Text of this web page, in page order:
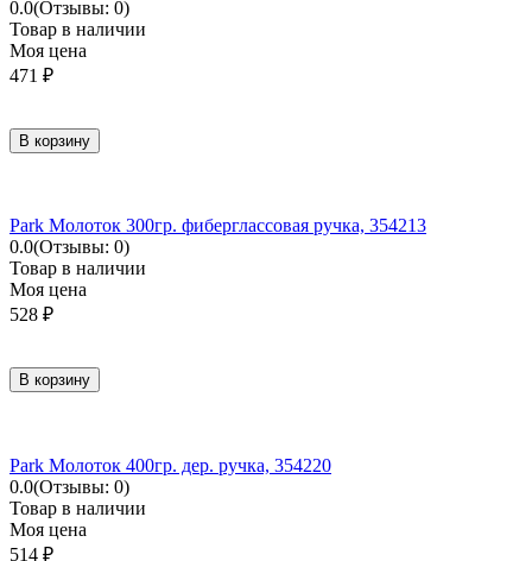
0.0(Отзывы: 0)
Товар в наличии
Моя цена
471 ₽
В корзину
Park Молоток 300гр. фиберглассовая ручка, 354213
0.0(Отзывы: 0)
Товар в наличии
Моя цена
528 ₽
В корзину
Park Молоток 400гр. дер. ручка, 354220
0.0(Отзывы: 0)
Товар в наличии
Моя цена
514 ₽